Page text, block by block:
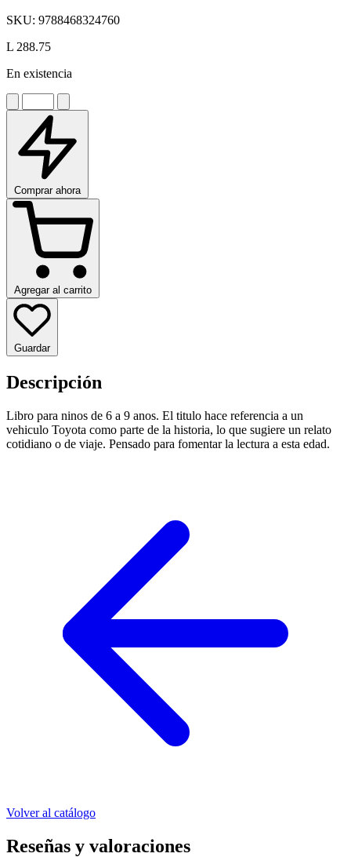
SKU: 9788468324760
L 288.75
En existencia
Comprar ahora
Agregar al carrito
Guardar
Descripción
Libro para ninos de 6 a 9 anos. El titulo hace referencia a un
vehiculo Toyota como parte de la historia, lo que sugiere un relato
cotidiano o de viaje. Pensado para fomentar la lectura a esta edad.
Volver al catálogo
Reseñas y valoraciones